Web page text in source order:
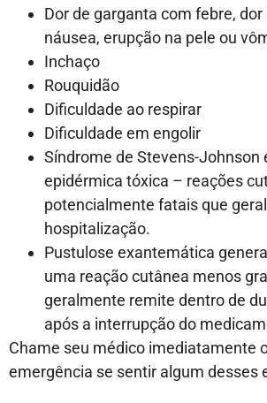
Dor de garganta com febre, dor
náusea, erupção na pele ou
Inchaço
Rouquidão
Dificuldade ao respirar
Dificuldade em engolir
Síndrome de Stevens-Johnson
epidérmica tóxica – reações
potencialmente fatais que
hospitalização.
Pustulose exantemática
uma reação cutânea menos
geralmente remite dentro de
após a interrupção do
Chame seu médico imediatamente
emergência se sentir algum desses